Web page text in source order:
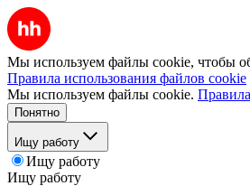
Мы используем файлы cookie, чтобы
Правила использования файлов cookie
Мы используем файлы cookie.
Понятно
Ищу работу
Ищу работу
Ищу работу